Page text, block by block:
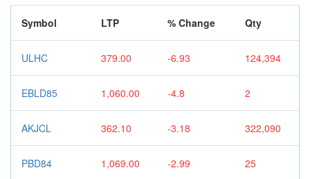
Symbol LTP % Change Qty
ULHC 379.00 -6.93 124,394
EBLD85 1,060.00 -4.8 2
AKJCL 362.10 -3.18 322,090
PBD84 1,069.00 -2.99 25